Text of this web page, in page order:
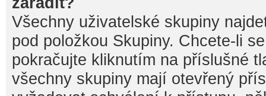
Všechny uživatelské skupiny
pod položkou Skupiny. Chcete-li
pokračujte kliknutím na příslušné
všechny skupiny mají otevřený